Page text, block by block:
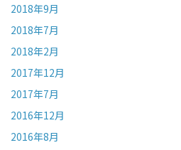
2018年9月
2018年7月
2018年2月
2017年12月
2017年7月
2016年12月
2016年8月